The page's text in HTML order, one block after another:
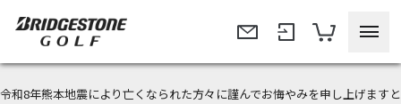
令和8年熊本地震により亡くなられた方々に謹んでお悔やみを申し上げますと
＜夏季休暇中のご注文・発送・お問い合わせ＞